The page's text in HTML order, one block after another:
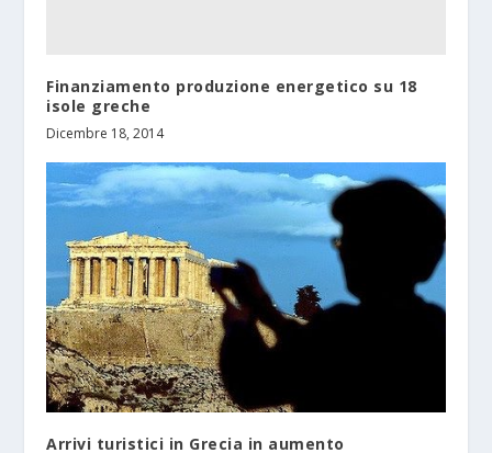
Finanziamento produzione energetico su 18
isole greche
Dicembre 18, 2014
Arrivi turistici in Grecia in aumento